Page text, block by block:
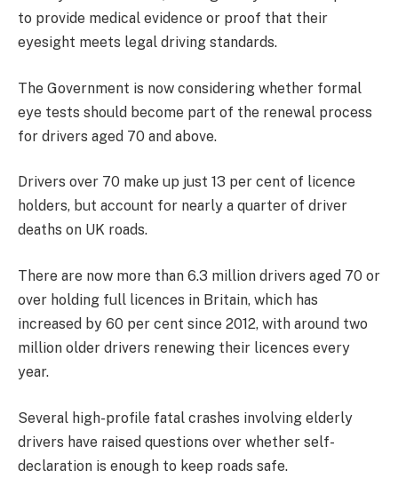
to provide medical evidence or proof that their
eyesight meets legal driving standards.
The Government is now considering whether formal
eye tests should become part of the renewal process
for drivers aged 70 and above.
Drivers over 70 make up just 13 per cent of licence
holders, but account for nearly a quarter of driver
deaths on UK roads.
There are now more than 6.3 million drivers aged 70 or
over holding full licences in Britain, which has
increased by 60 per cent since 2012, with around two
million older drivers renewing their licences every
year.
Several high-profile fatal crashes involving elderly
drivers have raised questions over whether self-
declaration is enough to keep roads safe.